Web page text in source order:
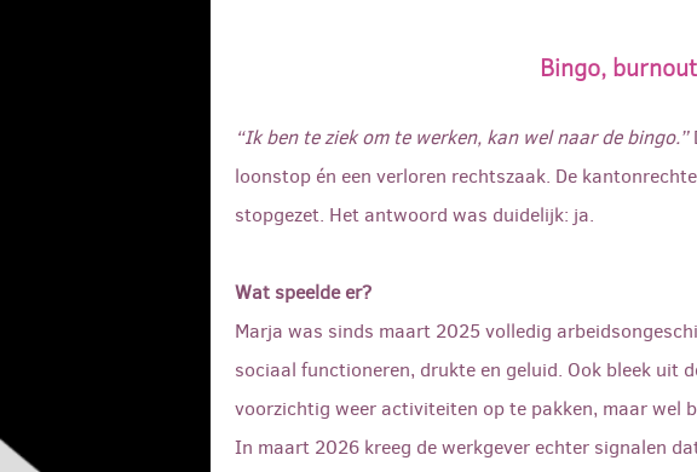
Bingo,
“Ik ben te ziek om te werken, kan wel naar de bingo.”
loonstop én een verloren rechtszaak. De
stopgezet. Het antwoord was duidelijk: ja.
Wat speelde er?
Marja was sinds maart 2025 volledig
sociaal functioneren, drukte en geluid. Ook bleek uit
voorzichtig weer activiteiten op te pakken, maar wel
In maart 2026 kreeg de werkgever echter signalen